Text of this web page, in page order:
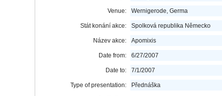
Venue: Wernigerode, Germa
Stát konání akce: Spolková republika Německo
Název akce: Apomixis
Date from: 6/27/2007
Date to: 7/1/2007
Type of presentation: Přednáška